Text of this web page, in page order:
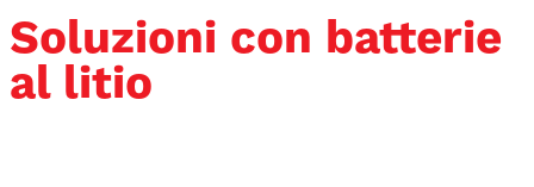
Soluzioni con batterie
al litio